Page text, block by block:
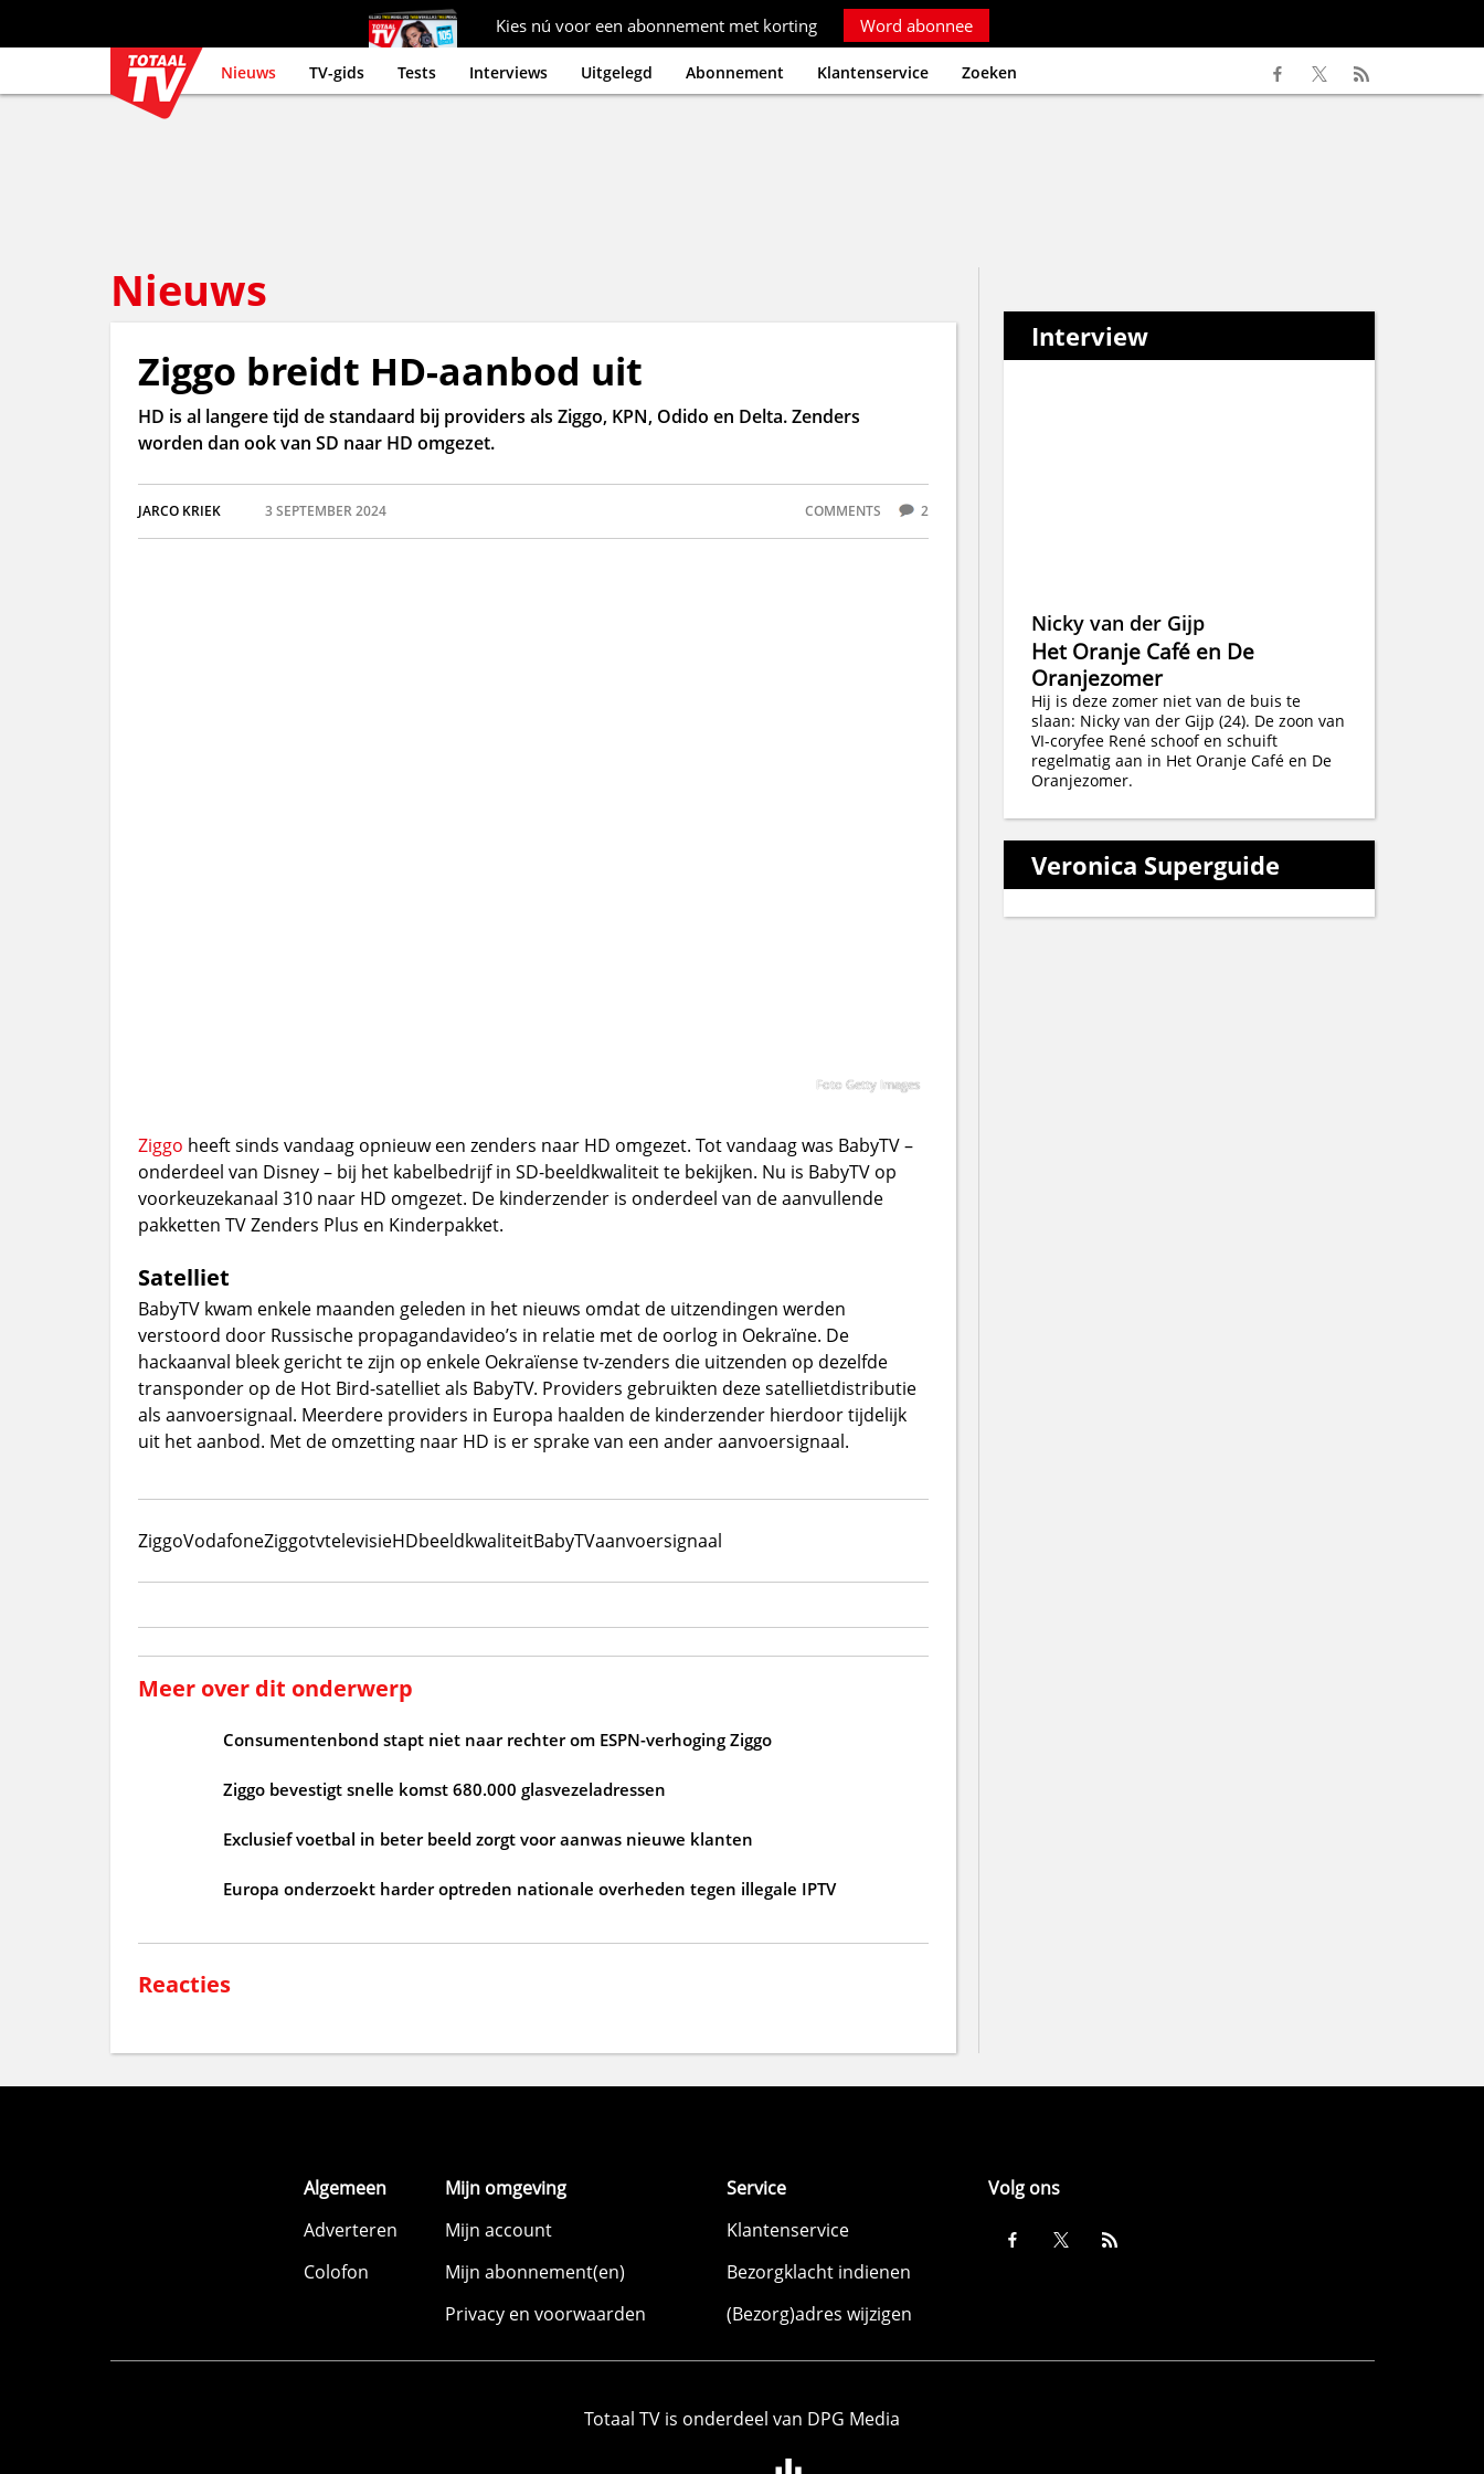
Kies nú voor een abonnement met korting Word abonnee
Nieuws TV-gids Tests Interviews Uitgelegd Abonnement Klantenservice Zoeken
Nieuws
Ziggo breidt HD-aanbod uit
HD is al langere tijd de standaard bij providers als Ziggo, KPN, Odido en Delta. Zenders
worden dan ook van SD naar HD omgezet.
JARCO KRIEK 3 SEPTEMBER 2024 COMMENTS 2
Foto Getty Images
Ziggo heeft sinds vandaag opnieuw een zenders naar HD omgezet. Tot vandaag was BabyTV –
onderdeel van Disney – bij het kabelbedrijf in SD-beeldkwaliteit te bekijken. Nu is BabyTV op
voorkeuzekanaal 310 naar HD omgezet. De kinderzender is onderdeel van de aanvullende
pakketten TV Zenders Plus en Kinderpakket.
Satelliet
BabyTV kwam enkele maanden geleden in het nieuws omdat de uitzendingen werden
verstoord door Russische propagandavideo’s in relatie met de oorlog in Oekraïne. De
hackaanval bleek gericht te zijn op enkele Oekraïense tv-zenders die uitzenden op dezelfde
transponder op de Hot Bird-satelliet als BabyTV. Providers gebruikten deze satellietdistributie
als aanvoersignaal. Meerdere providers in Europa haalden de kinderzender hierdoor tijdelijk
uit het aanbod. Met de omzetting naar HD is er sprake van een ander aanvoersignaal.
ZiggoVodafoneZiggotvtelevisieHDbeeldkwaliteitBabyTVaanvoersignaal
Meer over dit onderwerp
Consumentenbond stapt niet naar rechter om ESPN-verhoging Ziggo
Ziggo bevestigt snelle komst 680.000 glasvezeladressen
Exclusief voetbal in beter beeld zorgt voor aanwas nieuwe klanten
Europa onderzoekt harder optreden nationale overheden tegen illegale IPTV
Reacties
Interview
Nicky van der Gijp
Het Oranje Café en De
Oranjezomer
Hij is deze zomer niet van de buis te
slaan: Nicky van der Gijp (24). De zoon van
VI-coryfee René schoof en schuift
regelmatig aan in Het Oranje Café en De
Oranjezomer.
Veronica Superguide
Algemeen
Adverteren
Colofon
Mijn omgeving
Mijn account
Mijn abonnement(en)
Privacy en voorwaarden
Service
Klantenservice
Bezorgklacht indienen
(Bezorg)adres wijzigen
Volg ons
Totaal TV is onderdeel van DPG Media